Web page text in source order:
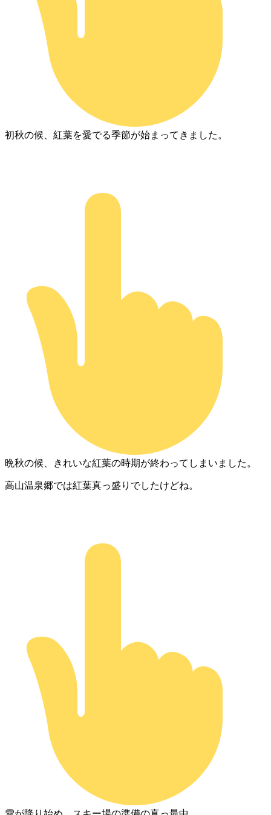
初秋の候、紅葉を愛でる季節が始まってきました。
晩秋の候、きれいな紅葉の時期が終わってしまいました。
高山温泉郷では紅葉真っ盛りでしたけどね。